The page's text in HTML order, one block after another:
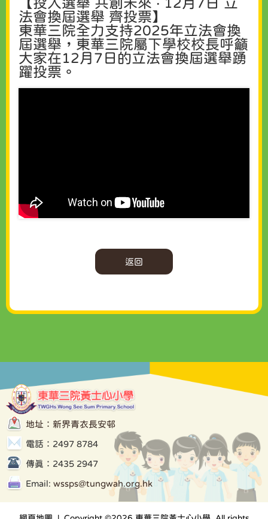
【投入選舉 共創未來 ‧ 12月7日 立
法會換屆選舉 齊投票】
東華三院全力支持2025年立法會換
屆選舉，東華三院屬下學校校長呼籲
大家在12月7日的立法會換屆選舉踴
躍投票。
返回
地址：新界青衣長安邨
電話：2497 8784
傳真：2435 2947
Email:wssps@tungwah.org.hk